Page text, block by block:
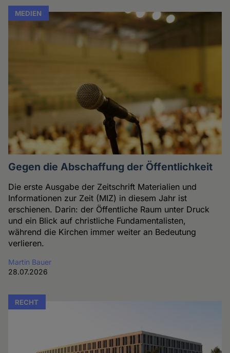
MEDIEN
Gegen die Abschaffung der Öffentlichkeit
Die erste Ausgabe der Zeitschrift Materialien und
Informationen zur Zeit (MIZ) in diesem Jahr ist
erschienen. Darin: der Öffentliche Raum unter Druck
und ein Blick auf christliche Fundamentalisten,
während die Kirchen immer weiter an Bedeutung
verlieren.
Martin Bauer
28.07.2026
RECHT